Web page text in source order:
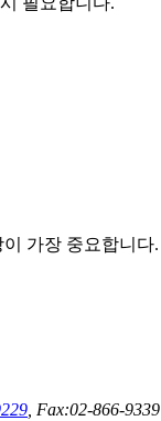
가장 중요합니다.
, Fax:02-866-9339